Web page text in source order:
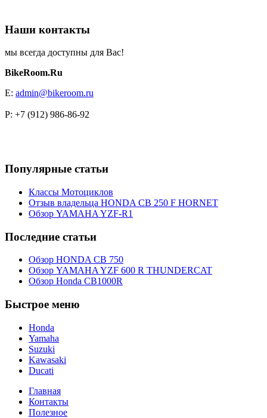
Наши контакты
мы всегда доступны для Вас!
BikeRoom.Ru
E: admin@bikeroom.ru
P: +7 (912) 986-86-92
Популярные статьи
Классы Мотоциклов
Отзыв владельца HONDA CB 250 F HORNET
Обзор YAMAHA YZF-R1
Последние статьи
Обзор HONDA CB 750
Обзор YAMAHA YZF 600 R THUNDERCAT
Обзор Honda CB1000R
Быстрое меню
Honda
Yamaha
Suzuki
Kawasaki
Ducati
Главная
Контакты
Полезное